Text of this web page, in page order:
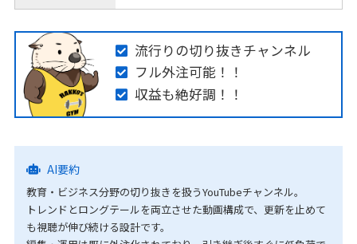
流行りの切り抜きチャンネル
フル外注可能！！
収益も絶好調！！
AI要約
教育・ビジネス分野の切り抜きを扱うYouTubeチャンネル。
トレンドとロングテールを両立させた動画構成で、更新を止めて
も視聴が伸び続ける設計です。